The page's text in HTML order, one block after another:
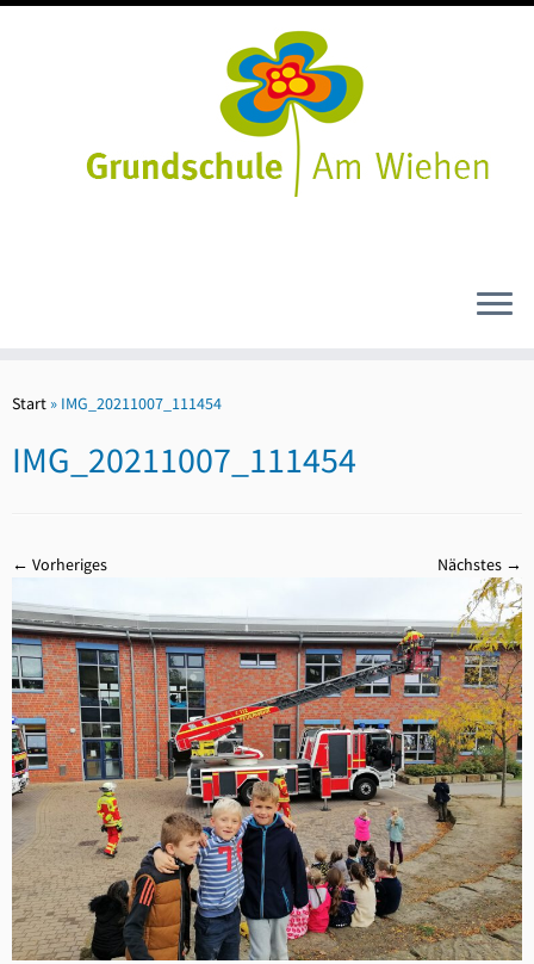
Inhalt
Start » IMG_20211007_111454
IMG_20211007_111454
← Vorheriges Nächstes →